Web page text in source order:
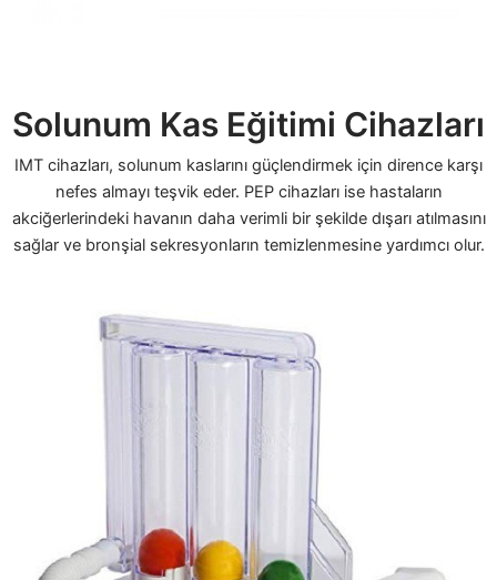
Solunum Kas Eğitimi Cihazları
IMT cihazları, solunum kaslarını güçlendirmek için dirence karşı
nefes almayı teşvik eder. PEP cihazları ise hastaların
akciğerlerindeki havanın daha verimli bir şekilde dışarı atılmasını
sağlar ve bronşial sekresyonların temizlenmesine yardımcı olur.